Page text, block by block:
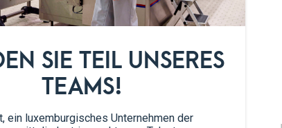
SIE TEIL UNSERES
TEAMS!
ein luxemburgisches Unternehmen der